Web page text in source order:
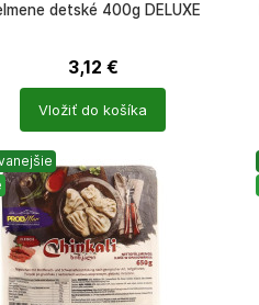
detské 400g DELUXE
3,12 €
Vložiť do košíka